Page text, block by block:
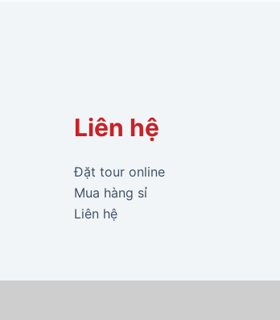
Liên hệ
Đặt tour online
Mua hàng sỉ
Liên hệ